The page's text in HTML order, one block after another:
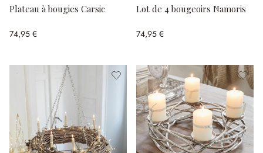
Plateau à bougies Carsic
74,95 €
Lot de 4 bougeoirs Namoris
74,95 €